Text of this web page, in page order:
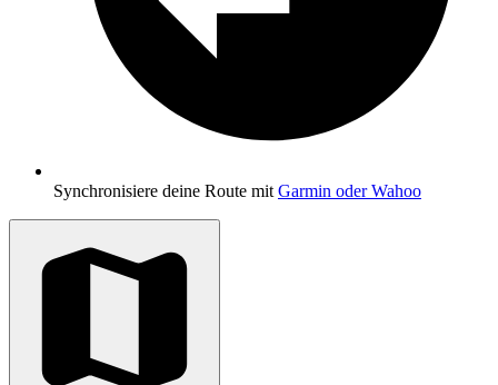
Synchronisiere deine Route mit Garmin oder Wahoo